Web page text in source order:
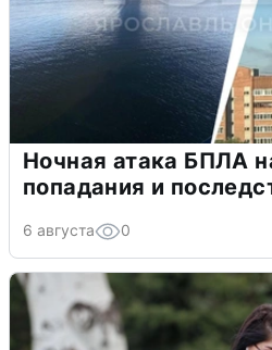
Ночная атака БПЛА
попадания и
6 августа 0